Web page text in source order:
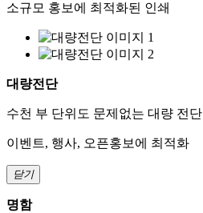
소규모 홍보에 최적화된 인쇄
대량전단
수천 부 단위도 문제없는 대량 전단
이벤트, 행사, 오픈홍보에 최적화
닫기
명함